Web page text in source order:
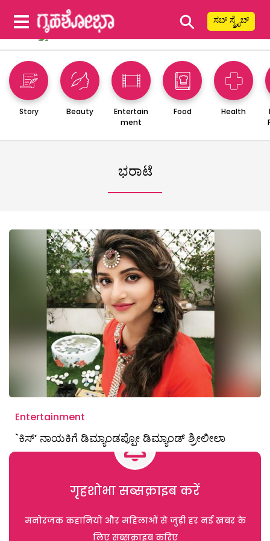
⚲ ಸಬ್ ಸ್ಕ್ರೈಬ್
Story Beauty
Entertain
ment
Food Health
ಭರಾಟೆ
Entertainment
`ಕಿಸ್‌’ ನಾಯಕಿಗೆ ಡಿಮ್ಯಾಂಡಪ್ಪೋ ಡಿಮ್ಯಾಂಡ್‌ ಶ್ರೀಲೀಲಾ
गृहशोभा सब्सक्राइब करें
मनोरंजक कहानियों और महिलाओं से जुड़ी हर नई खबर के
लिए सब्सक्राइब करिए